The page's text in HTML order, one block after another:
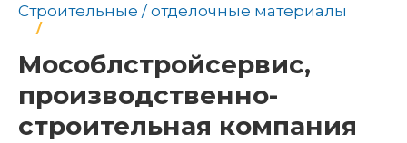
Строительные / отделочные материалы
Мособлстройсервис,
производственно-
строительная компания